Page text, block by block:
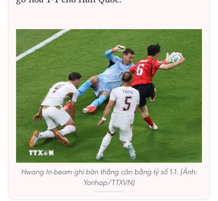
Hwang In-beom ghi bàn thắng cân bằng tỷ số 1-1. (Ảnh:
Yonhap/TTXVN)